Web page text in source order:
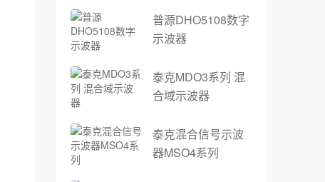
普源DHO5108数字
示波器
泰克MDO3系列 混
合域示波器
泰克混合信号示波
器MSO4系列